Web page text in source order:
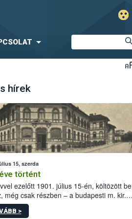
hírek
15, szerda
történt
ezelőtt 1901. július 15-én, költözött be
még csak részben – a budapesti m. kir.
állomás a Kis Rókus utca
alatti, Czigler Győző által tervezett új
>